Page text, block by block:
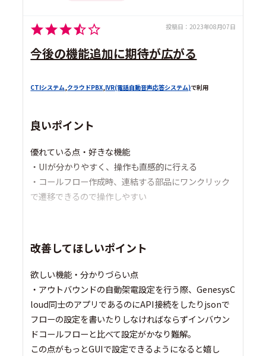
投稿日： 2023年08月07日
今後の機能追加に期待が広がる
CTIシステム,クラウドPBX,IVR(電話自動音声応答システム)で利用
良いポイント
優れている点・好きな機能
・UIが分かりやすく、操作も直感的に行える
・コールフロー作成時、連結する部品にワンクリック
で遷移できるので操作しやすい
改善してほしいポイント
欲しい機能・分かりづらい点
・アウトバウンドの自動架電設定を行う際、GenesysC
loud同士のアプリであるのにAPI接続をしたりjsonで
フローの設定を書いたりしなければならずインバウン
ドコールフローと比べて設定がかなり難解。
この点がもっとGUIで設定できるようになると嬉し